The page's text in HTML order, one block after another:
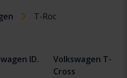
T-Roc
ID.
Volkswagen T-
Cross